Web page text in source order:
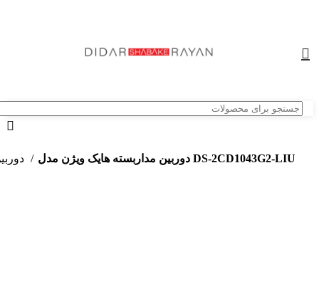
دوربین مداربسته هایک ویژن مدل DS-2CD1043G2-LIU